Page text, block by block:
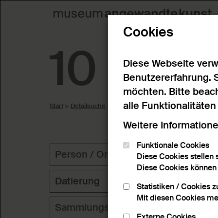
10
Start > Detailsuche Suchergebnisse
Person / Organisation
Datierung
Sammlungsbereich
Cookies
Diese Webseite
Benutzererfahrung.
möchten. Bitte
alle
Weitere
Funktionale Cookies
Diese Cookies stellen
Diese Cookies
Statistiken / Cookies
Mit diesen Cookies